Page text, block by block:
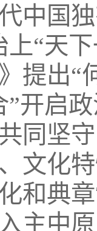
中国
上“天
提出“
”开启
同坚
文化
和典
主中